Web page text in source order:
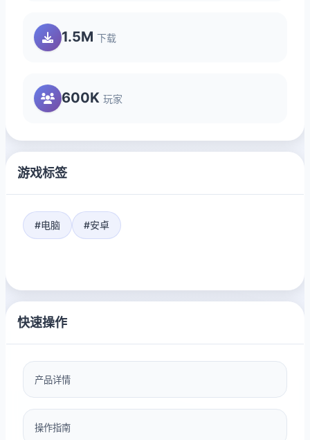
1.5M 下载
600K 玩家
游戏标签
#电脑 #安卓
快速操作
产品详情
操作指南